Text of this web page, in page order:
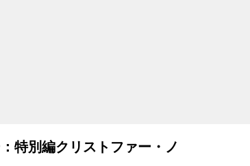
特別編クリストファー・ノ